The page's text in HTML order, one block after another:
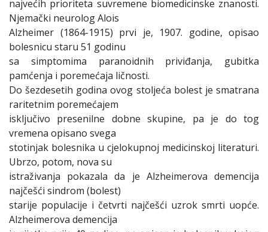
najvećih prioriteta suvremene biomedicinske znanosti.
Njemački neurolog Alois
Alzheimer (1864-1915) prvi je, 1907. godine, opisao
bolesnicu staru 51 godinu
sa simptomima paranoidnih priviđanja, gubitka
pamćenja i poremećaja ličnosti.
Do šezdesetih godina ovog stoljeća bolest je smatrana
raritetnim poremećajem
isključivo presenilne dobne skupine, pa je do tog
vremena opisano svega
stotinjak bolesnika u cjelokupnoj medicinskoj literaturi.
Ubrzo, potom, nova su
istraživanja pokazala da je Alzheimerova demencija
najčešći sindrom (bolest)
starije populacije i četvrti najčešći uzrok smrti uopće.
Alzheimerova demencija